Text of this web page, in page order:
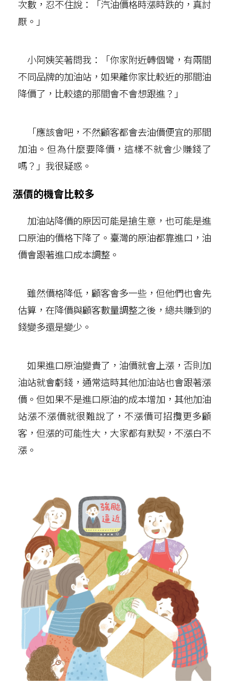
次數，忍不住說：「汽油價格時漲時跌的，真討
厭。」
小阿姨笑著問我：「你家附近轉個彎，有兩間
不同品牌的加油站，如果離你家比較近的那間油
降價了，比較遠的那間會不會想跟進？」
「應該會吧，不然顧客都會去油價便宜的那間
加油。但為什麼要降價，這樣不就會少賺錢了
嗎？」我很疑惑。
漲價的機會比較多
加油站降價的原因可能是搶生意，也可能是進
口原油的價格下降了。臺灣的原油都靠進口，油
價會跟著進口成本調整。
雖然價格降低，顧客會多一些，但他們也會先
估算，在降價與顧客數量調整之後，總共賺到的
錢變多還是變少。
如果進口原油變貴了，油價就會上漲，否則加
油站就會虧錢，通常這時其他加油站也會跟著漲
價。但如果不是進口原油的成本增加，其他加油
站漲不漲價就很難說了，不漲價可招攬更多顧
客，但漲的可能性大，大家都有默契，不漲白不
漲。